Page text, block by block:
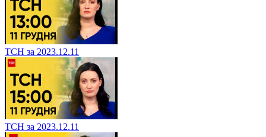
ТСН за 2023.12.11
ТСН за 2023.12.11